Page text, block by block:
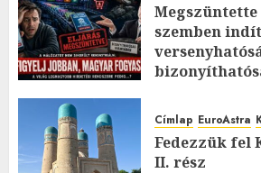
Megszüntette
szemben
0
Címlap EuroAstra
Fedezzük fel
II. rész